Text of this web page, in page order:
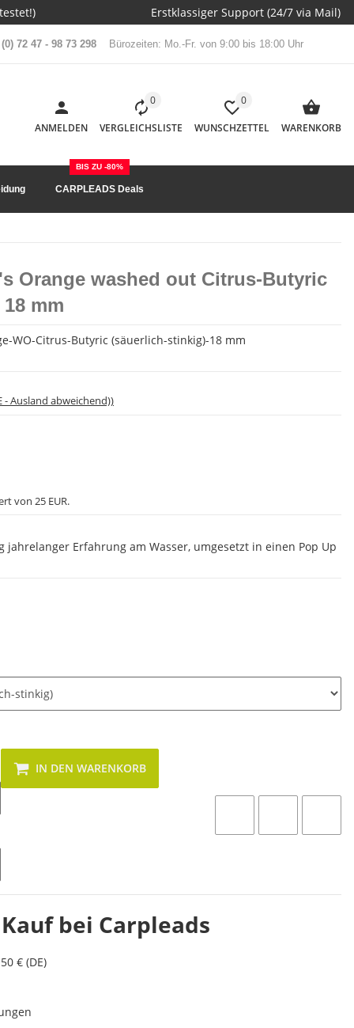
Erstklassiger Support (24/7 via Mail)
72 47 - 98 73 298 Bürozeiten: Mo.-Fr. von 9:00 bis 18:00 Uhr
ANMELDEN
0
VERGLEICHSLISTE
0
WUNSCHZETTEL WARENKORB
CARPLEADS Deals
BIS ZU -80%
Orange washed out Citrus-Butyric
mm
WO-Citrus-Butyric (säuerlich-stinkig)-18 mm
- Ausland abweichend))
von 25 EUR.
Erfahrung am Wasser, umgesetzt in einen Pop Up
IN DEN WARENKORB
bei Carpleads
€ (DE)